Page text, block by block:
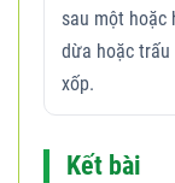
sau một hoặc
dừa hoặc
xốp.
Kết bài